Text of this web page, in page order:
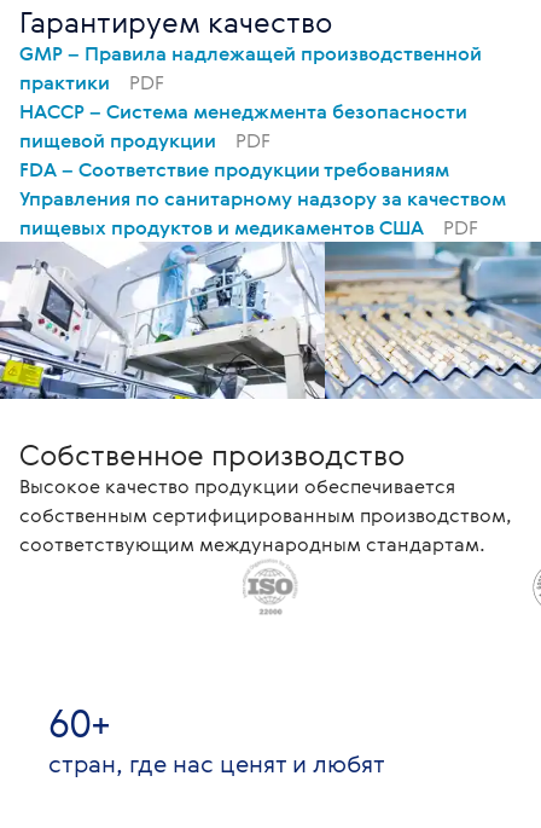
Гарантируем качество
GMP – Правила надлежащей производственной
практики
PDF
HACCP – Система менеджмента безопасности
пищевой продукции
PDF
FDA – Соответствие продукции требованиям
Управления по санитарному надзору за качеством
пищевых продуктов и медикаментов США
PDF
Собственное производство
Высокое качество продукции обеспечивается
собственным сертифицированным производством,
соответствующим международным стандартам.
60+
стран, где нас ценят и любят